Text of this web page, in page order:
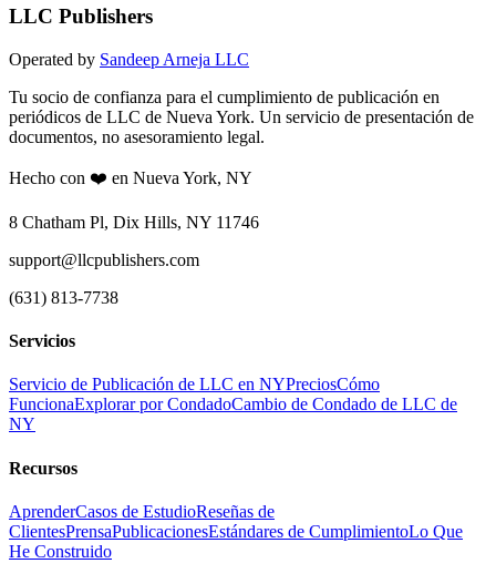
LLC Publishers
Operated by Sandeep Arneja LLC
Tu socio de confianza para el cumplimiento de publicación en
periódicos de LLC de Nueva York. Un servicio de presentación de
documentos, no asesoramiento legal.
Hecho con ❤️ en Nueva York, NY
8 Chatham Pl, Dix Hills, NY 11746
support@llcpublishers.com
(631) 813-7738
Servicios
Servicio de Publicación de LLC en NYPreciosCómo
FuncionaExplorar por CondadoCambio de Condado de LLC de
NY
Recursos
AprenderCasos de EstudioReseñas de
ClientesPrensaPublicacionesEstándares de CumplimientoLo Que
He Construido